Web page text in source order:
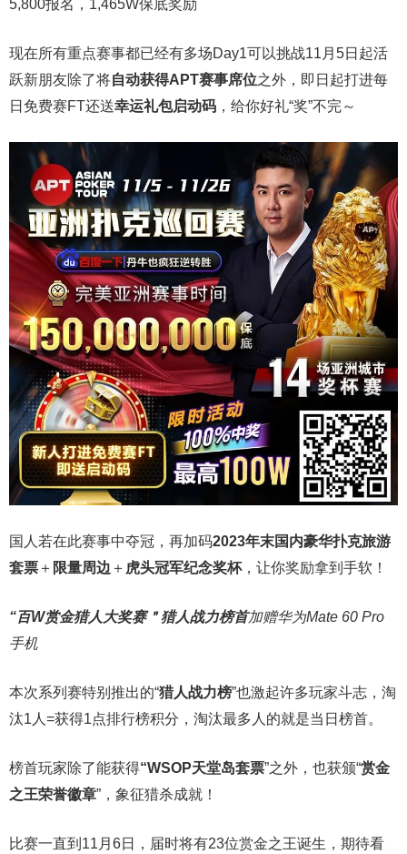
5,800报名，1,465W保底奖励
现在所有重点赛事都已经有多场Day1可以挑战11月5日起活
跃新朋友除了将自动获得APT赛事席位之外，即日起打进每
日免费赛FT还送幸运礼包启动码 ，给你好礼“奖”不完～
国人若在此赛事中夺冠，再加码2023年末国内豪华扑克旅游
套票 ＋ 限量周边 ＋ 虎头冠军纪念奖杯，让你奖励拿到手软！
“百W赏金猎人大奖赛＂猎人战力榜首加赠华为Mate 60 Pro
手机
本次系列赛特别推出的“猎人战力榜”也激起许多玩家斗志，淘
汰1人=获得1点排行榜积分，淘汰最多人的就是当日榜首。
榜首玩家除了能获得“WSOP天堂岛套票”之外，也获颁“赏金
之王荣誉徽章”，象征猎杀成就！
比赛一直到11月6日，届时将有23位赏金之王诞生，期待看